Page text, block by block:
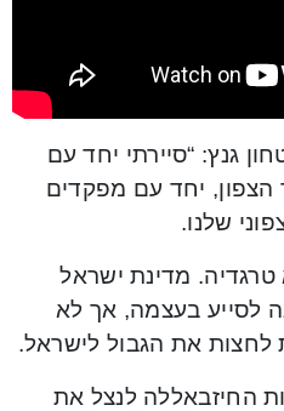
גנץ: “סיירתי יחד עם
הצפון, יחד עם מפקדים
שלנו.
מדינת ישראל
לסייע בעצמה, אך לא
לחצות את הגבול לישראל.
החיזבאללה לנצל את